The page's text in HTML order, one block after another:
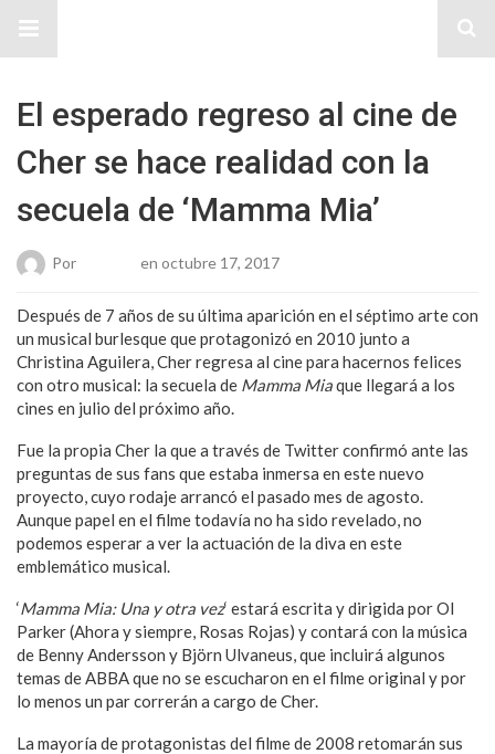
El esperado regreso al cine de
Cher se hace realidad con la
secuela de ‘Mamma Mia’
Por en octubre 17, 2017
Después de 7 años de su última aparición en el séptimo arte con
un musical burlesque que protagonizó en 2010 junto a
Christina Aguilera, Cher regresa al cine para hacernos felices
con otro musical: la secuela de Mamma Miaque llegará a los
cines en julio del próximo año.
Fue la propia Cher la que a través de Twitter confirmó ante las
preguntas de sus fans que estaba inmersa en este nuevo
proyecto, cuyo rodaje arrancó el pasado mes de agosto.
Aunque papel en el filme todavía no ha sido revelado, no
podemos esperar a ver la actuación de la diva en este
emblemático musical.
‘Mamma Mia: Una y otra vez‘ estará escrita y dirigida por Ol
Parker (Ahora y siempre, Rosas Rojas) y contará con la música
de Benny Andersson y Björn Ulvaneus, que incluirá algunos
temas de ABBA que no se escucharon en el filme original y por
lo menos un par correrán a cargo de Cher.
La mayoría de protagonistas del filme de 2008 retomarán sus